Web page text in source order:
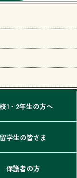
1・2年生の方へ
留学生の皆さま
保護者の方